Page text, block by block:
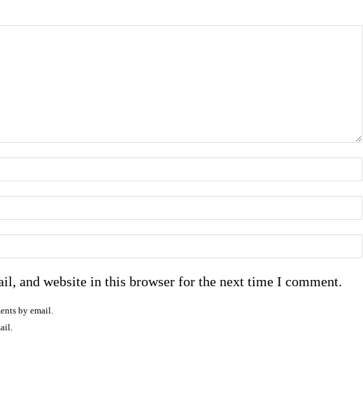
and website in this browser for the next time I comment.
by email.